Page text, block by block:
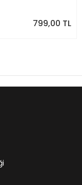
799,00 TL